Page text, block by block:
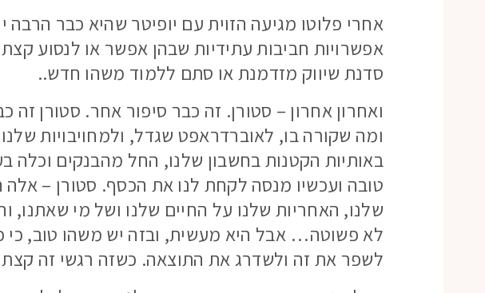
אחרי פלוטו מגיעה הזוית עם יופיטר שהיא כבר
אפשרויות חביבות עתידיות שבהן אפשר או לנסוע קצת
סדנת שיווק מזדמנת או סתם ללמוד משהו חדש..
ואחרון אחרון – סטורן. זה כבר סיפור אחר. סטורן
ומה שקורה בו, לאוברדראפט שגדל, ולמחויבויות
באותיות הקטנות בחשבון שלנו, החל מהבנקים וכלה
טובה ועכשיו מנסה לקחת לנו את הכסף. סטורן – אלה
שלנו, האחריות שלנו על החיים שלנו ושל מי שאתנו,
לא פשוטה… אבל היא מעשית, ובזה יש משהו טוב, כי
לשפר את זה ולשדרג את התוצאה. כשזה רגשי זה